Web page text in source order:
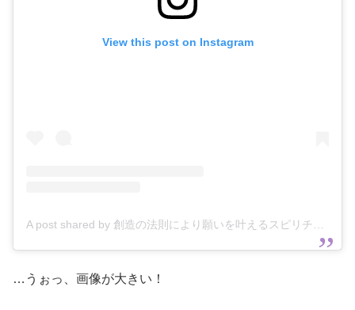
View this post on Instagram
A post shared by 創造の法則により願いを叶えるスピリチュアル・カウンセラー、ミスカトニック (@miska_tonic)
…うぉっ、画像が大きい！